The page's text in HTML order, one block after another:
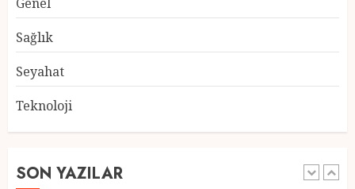
Sağlık
Seyahat
Teknoloji
SON YAZILAR
5
1
2025 En İyi Yaz Tatilleri